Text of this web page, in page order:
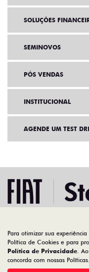
SOLUÇÕES
SEMINOVOS
PÓS VENDAS
INSTITUCIONAL
AGENDE UM TEST
Para otimizar sua
Política de Cookies e para
Política de Privacidade.
concorda com nossas Políticas.